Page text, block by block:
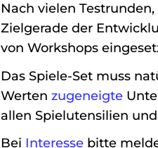
Nach vielen
Zielgerade der
von Workshops
Das Spiele-Set muss
Werten zugeneigte
allen Spielutensilien
Bei Interesse bitte